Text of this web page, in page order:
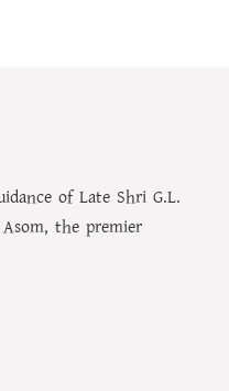
of Late Shri G.L.
the premier